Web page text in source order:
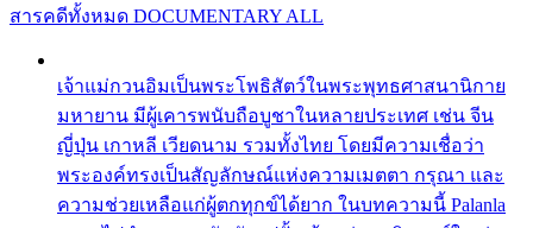
สารคดีทั้งหมด DOCUMENTARY ALL
เจ้าแม่กวนอิมเป็นพระโพธิสัตว์ในพระพุทธศาสนานิกาย
มหายาน มีผู้เคารพนับถือบูชาในหลายประเทศ เช่น จีน
ญี่ปุ่น เกาหลี เวียดนาม รวมทั้งไทย โดยมีความเชื่อว่า
พระองค์ทรงเป็นสัญลักษณ์แห่งความเมตตา กรุณา และ
ความช่วยเหลือแก่ผู้ตกทุกข์ได้ยาก ในบทความนี้ Palanla